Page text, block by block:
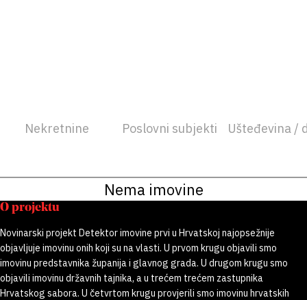
Nekretnine Poslovni subjekti Ušteđevina /
Nema imovine
O projektu
Novinarski projekt Detektor imovine prvi u Hrvatskoj najopsežnije
objavljuje imovinu onih koji su na vlasti. U prvom krugu objavili smo
imovinu predstavnika županija i glavnog grada. U drugom krugu smo
objavili imovinu državnih tajnika, a u trećem trećem zastupnika
Hrvatskog sabora. U četvrtom krugu provjerili smo imovinu hrvatskih